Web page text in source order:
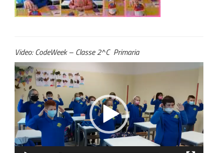
Video: CodeWeek – Classe 2^C Primaria
Video
Player